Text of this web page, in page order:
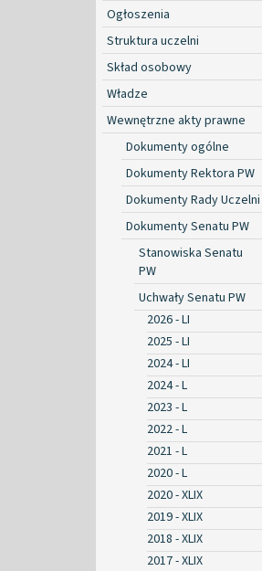
Ogłoszenia
Struktura uczelni
Skład osobowy
Władze
Wewnętrzne akty prawne
Dokumenty ogólne
Dokumenty Rektora PW
Dokumenty Rady Uczelni
Dokumenty Senatu PW
Stanowiska Senatu
PW
Uchwały Senatu PW
2026 - LI
2025 - LI
2024 - LI
2024 - L
2023 - L
2022 - L
2021 - L
2020 - L
2020 - XLIX
2019 - XLIX
2018 - XLIX
2017 - XLIX